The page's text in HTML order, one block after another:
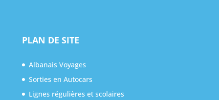
PLAN DE SITE
Albanais Voyages
Sorties en Autocars
Lignes régulières et scolaires